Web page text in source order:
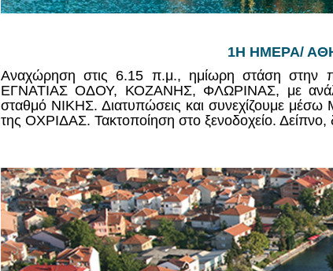
1Η ΗΜΕΡΑ/
Αναχώρηση στις 6.15 π.μ., ημίωρη στάση στην
ΕΓΝΑΤΙΑΣ ΟΔΟΥ, ΚΟΖΑΝΗΣ, ΦΛΩΡΙΝΑΣ, με
σταθμό ΝΙΚΗΣ. Διατυπώσεις και συνεχίζουμε
της ΟΧΡΙΔΑΣ. Τακτοποίηση στο ξενοδοχείο. Δείπνο,